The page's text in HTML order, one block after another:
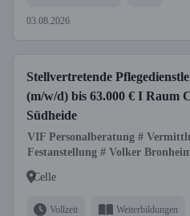
03.08.2026
Stellvertretende
(m/w/d) bis 63.000 € I Raum
Südheide
VIF Personalberatung #
Festanstellung # Volker
Celle
Vollzeit Weiterbildungen